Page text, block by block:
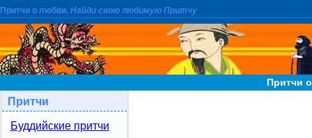
Притчи о любви. Найди свою любимую Притчу
Притчи
Притчи
Буддийские притчи